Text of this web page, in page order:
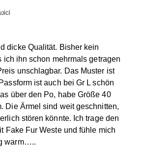
dicke Qualität. Bisher kein
ich ihn schon mehrmals getragen
unschlagbar. Das Muster ist
ist auch bei Gr L schön
über den Po, habe Größe 40
Die Ärmel sind weit geschnitten,
stören könnte. Ich trage den
Fake Fur Weste und fühle mich
warm…..